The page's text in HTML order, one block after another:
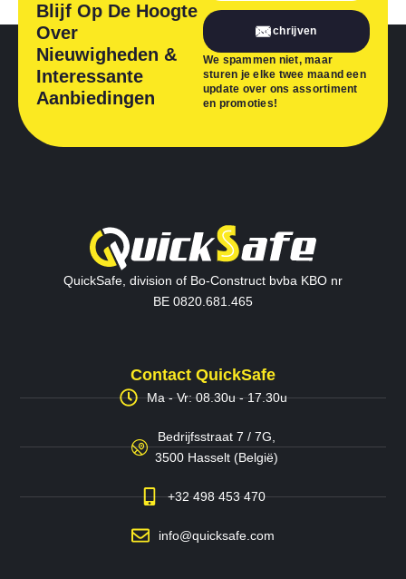
Blijf Op De Hoogte
Over
Nieuwigheden &
Interessante
Aanbiedingen
Inschrijven
We spammen niet, maar
sturen je elke twee maand een
update over ons assortiment
en promoties!
QuickSafe, division of Bo-Construct bvba KBO nr
BE 0820.681.465
Contact QuickSafe
Ma - Vr: 08.30u - 17.30u
Bedrijfsstraat 7 / 7G,
3500 Hasselt (België)
+32 498 453 470
info@quicksafe.com